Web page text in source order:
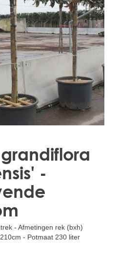
-
- Afmetingen rek (bxh)
- Potmaat 230 liter